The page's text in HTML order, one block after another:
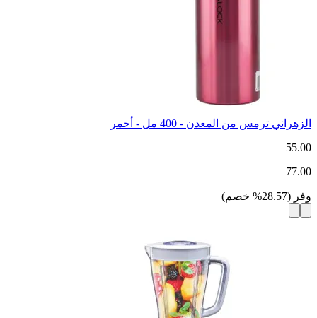
الزهراني ترمس من المعدن - 400 مل - أحمر
55.00
77.00
وفر (
28.57
% خصم)